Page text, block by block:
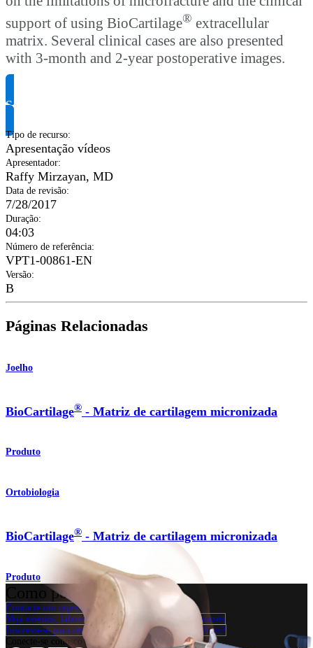
support of using BioCartilage® extracellular
matrix. Several clinical cases are also presented
with 3-month and 2-year postoperative images.
Solicite informação do produto
Tipo de recurso:
Apresentação vídeos
Apresentador:
Raffy Mirzayan, MD
Data de revisão:
7/28/2017
Duração:
04:03
Número de referência:
VPT1-00861-EN
Versão:
B
Páginas Relacionadas
Joelho
BioCartilage® - Matriz de cartilagem micronizada
Produto
Ortobiologia
BioCartilage® - Matriz de cartilagem micronizada
Produto
Como podemos ajudar?
Contacte um representante
Veja eventos, laboratórios e oportunidades educacionais
Inscreva-se para receber: O que há de novo na Arthrex?
Conecte-se conosco